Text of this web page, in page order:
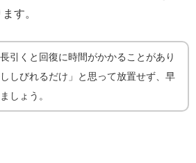
す。
引くと回復に時間がかかることがあり
しびれるだけ」と思って放置せず、早
しょう。